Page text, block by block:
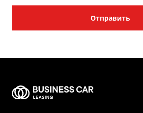
Отправить